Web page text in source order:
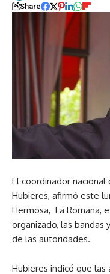
Share
El coordinador nacional
Hubieres, afirmó este
Hermosa, La Romana,
organizado, las bandas
de las autoridades.
Hubieres indicó que las